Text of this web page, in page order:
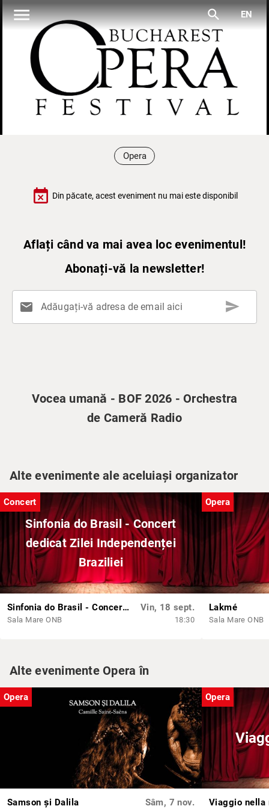
menu search EN
Opera
event_busy Din păcate, acest eveniment nu mai este disponibil
Aflați când va mai avea loc evenimentul!
Abonați-vă la newsletter!
mail Adăugați-vă adresa de email aici send
Vocea umană - BOF 2026 - Orchestra
de Cameră Radio
Alte evenimente ale aceluiași organizator
Concert
Sinfonia do Brasil - Concert
dedicat Zilei Independenței
Braziliei
Sinfonia do Brasil - Concert dedicat Zilei Independenței Braziliei
Sala Mare ONB
Vin, 18 sept.
18:30
Opera
Lakmé
Sala Mare ONB
Alte evenimente Opera în
Opera
Samson și Dalila Sâm, 7 nov.
Opera
Viaggio nella